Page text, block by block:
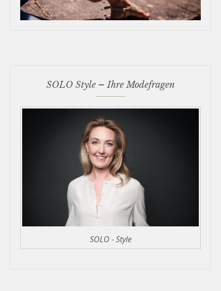
SOLO Style – Ihre Modefragen
SOLO - Style